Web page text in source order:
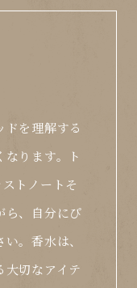
を理解する
ります。ト
トノートそ
ら、自分にぴ
。香水は、
大切なアイテ